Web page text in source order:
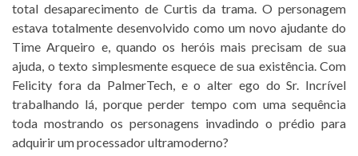
total desaparecimento de Curtis da trama. O personagem
estava totalmente desenvolvido como um novo ajudante do
Time Arqueiro e, quando os heróis mais precisam de sua
ajuda, o texto simplesmente esquece de sua existência. Com
Felicity fora da PalmerTech, e o alter ego do Sr. Incrível
trabalhando lá, porque perder tempo com uma sequência
toda mostrando os personagens invadindo o prédio para
adquirir um processador ultramoderno?